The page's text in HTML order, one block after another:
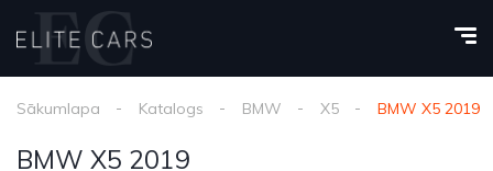
Sākumlapa Katalogs BMW X5 BMW X5 2019
BMW X5 2019